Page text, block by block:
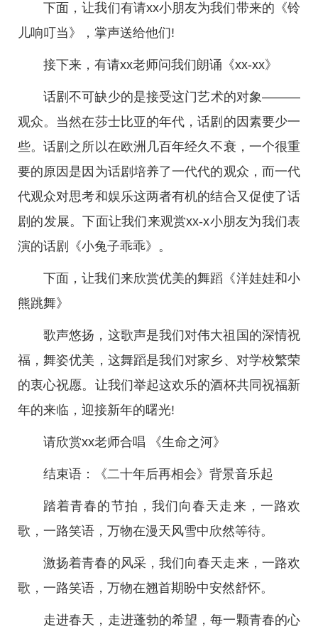
下面，让我们有请xx小朋友为我们带来的《铃
儿响叮当》，掌声送给他们!
接下来，有请xx老师问我们朗诵《xx-xx》
话剧不可缺少的是接受这门艺术的对象———
观众。当然在莎士比亚的年代，话剧的因素要少一
些。话剧之所以在欧洲几百年经久不衰，一个很重
要的原因是因为话剧培养了一代代的观众，而一代
代观众对思考和娱乐这两者有机的结合又促使了话
剧的发展。下面让我们来观赏xx-x小朋友为我们表
演的话剧《小兔子乖乖》。
下面，让我们来欣赏优美的舞蹈《洋娃娃和小
熊跳舞》
歌声悠扬，这歌声是我们对伟大祖国的深情祝
福，舞姿优美，这舞蹈是我们对家乡、对学校繁荣
的衷心祝愿。让我们举起这欢乐的酒杯共同祝福新
年的来临，迎接新年的曙光!
请欣赏xx老师合唱 《生命之河》
结束语：《二十年后再相会》背景音乐起
踏着青春的节拍，我们向春天走来，一路欢
歌，一路笑语，万物在漫天风雪中欣然等待。
激扬着青春的风采，我们向春天走来，一路欢
歌，一路笑语，万物在翘首期盼中安然舒怀。
走进春天，走进蓬勃的希望，每一颗青春的心